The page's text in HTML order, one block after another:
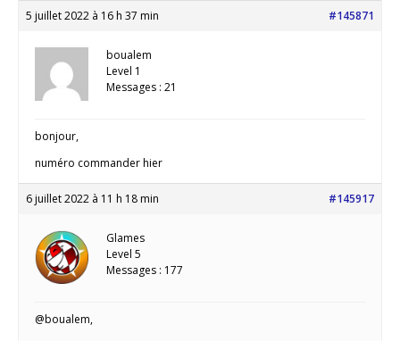
5 juillet 2022 à 16 h 37 min #145871
boualem
Level 1
Messages : 21
bonjour,
numéro commander hier
6 juillet 2022 à 11 h 18 min #145917
Glames
Level 5
Messages : 177
@boualem,